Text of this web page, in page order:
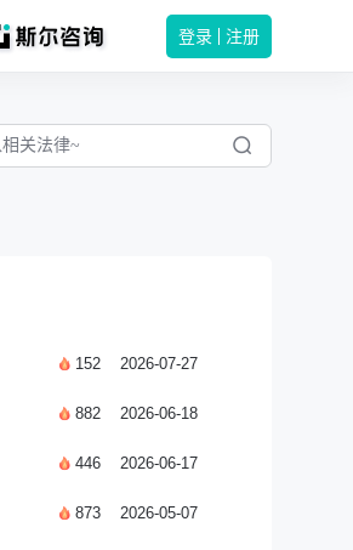
登录 注册
152 2026-07-27
882 2026-06-18
446 2026-06-17
873 2026-05-07